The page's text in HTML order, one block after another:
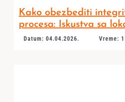
Kako obezbediti
procesa: Iskustva sa
Datum: 04.04.2026. Vreme: